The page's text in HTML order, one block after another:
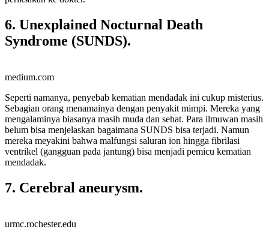
6. Unexplained Nocturnal Death
Syndrome (SUNDS).
medium.com
Seperti namanya, penyebab kematian mendadak ini cukup misterius.
Sebagian orang menamainya dengan penyakit mimpi. Mereka yang
mengalaminya biasanya masih muda dan sehat. Para ilmuwan masih
belum bisa menjelaskan bagaimana SUNDS bisa terjadi. Namun
mereka meyakini bahwa malfungsi saluran ion hingga fibrilasi
ventrikel (gangguan pada jantung) bisa menjadi pemicu kematian
mendadak.
7. Cerebral aneurysm.
urmc.rochester.edu